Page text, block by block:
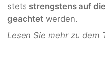
stets strengstens auf
geachtet werden.
Lesen Sie mehr zu dem